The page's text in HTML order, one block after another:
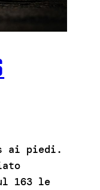
ai piedi.
163 le